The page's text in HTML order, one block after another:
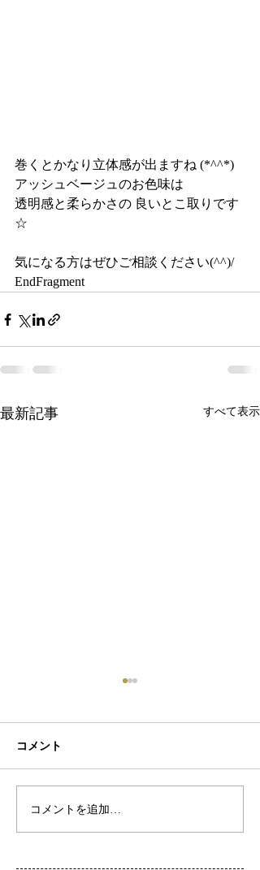
巻くとかなり立体感が出ますね (*^^*)
アッシュベージュのお色味は
透明感と柔らかさの 良いとこ取りです
☆
気になる方はぜひご相談ください(^^)/
EndFragment
最新記事 すべて表示
初ネイル
コメント
コメントを追加…